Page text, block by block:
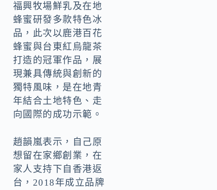
福興牧場鮮乳及在地
蜂蜜研發多款特色冰
品，此次以鹿港百花
蜂蜜與台東紅烏龍茶
打造的冠軍作品，展
現兼具傳統與創新的
獨特風味，是在地青
年結合土地特色、走
向國際的成功示範。
趙韻嵐表示，自己原
想留在家鄉創業，在
家人支持下自香港返
台，2018年成立品牌